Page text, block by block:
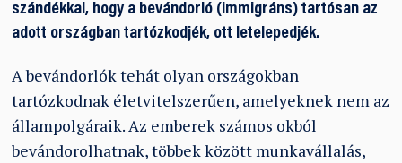
szándékkal, hogy a bevándorló (immigráns) tartósan az
adott országban tartózkodjék, ott letelepedjék.
A bevándorlók tehát olyan országokban
tartózkodnak életvitelszerűen, amelyeknek nem az
állampolgáraik. Az emberek számos okból
bevándorolhatnak, többek között munkavállalás,